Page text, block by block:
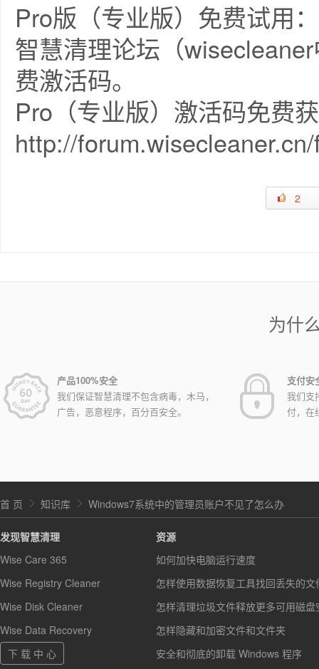
Pro版（专业版）免费试用：
智慧清理论坛（
费激活码。
Pro（专业版）激活码免费
http://
2
为什
产品100%安全
我们保证智慧清理不包含病毒，木马，
广告，恶意程序，百分百安全。
支付安
我们支
付，在
首 页 知识库 Windows7系统中的管理员账户不见了怎么办
发现智慧清理
Wise Care 365
Wise Registry Cleaner
Wise Disk Cleaner
Wise Data Recovery
下 载 中 心
资源
如何加快电脑运行速度
怎样使用数据恢复工具找回丢失的文
怎样清理垃圾文件释放更多可用磁盘
怎样隐藏和加密文件和文件夹
安全和彻底的卸载 Windows 程序